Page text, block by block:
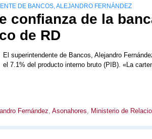
DE BANCOS, ALEJANDRO FERNÁNDEZ
confianza de la
de RD
El superintendente de Bancos, Alejandro
el 7.1% del producto interno bruto (PIB). «La
Fernández Asonahores Ministerio de